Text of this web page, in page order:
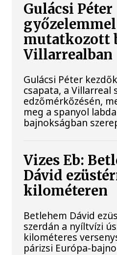
Gulácsi Péter
győzelemmel
mutatkozott
Villarrealban
Gulácsi Péter
csapata, a Villarreal
edzőmérkőzésén,
meg a spanyol
bajnokságban
Vizes Eb:
Dávid
kilométeren
Betlehem Dávid
szerdán a nyíltvízi
kilométeres
párizsi Európa-